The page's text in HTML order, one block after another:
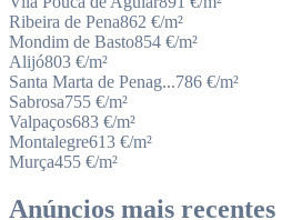
Ribeira de Pena862 €/m²
Mondim de Basto854 €/m²
Alijó803 €/m²
Santa Marta de Penag...786 €/m²
Sabrosa755 €/m²
Valpaços683 €/m²
Montalegre613 €/m²
Murça455 €/m²
Anúncios mais recentes